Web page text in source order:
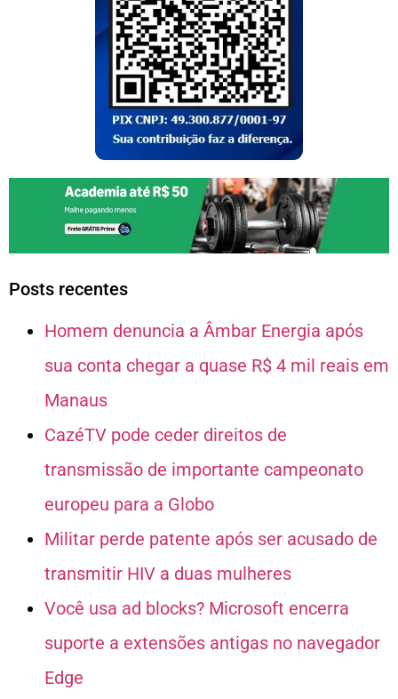
Posts recentes
Homem denuncia a Âmbar Energia após
sua conta chegar a quase R$ 4 mil reais em
Manaus
CazéTV pode ceder direitos de
transmissão de importante campeonato
europeu para a Globo
Militar perde patente após ser acusado de
transmitir HIV a duas mulheres
Você usa ad blocks? Microsoft encerra
suporte a extensões antigas no navegador
Edge